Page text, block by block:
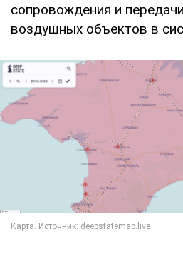
сопровождения и
воздушных объектов в